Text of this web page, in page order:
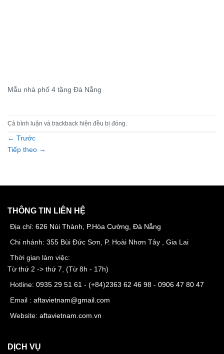
Mẫu nhà phố 4 tầng Đà Nẵng
Cả bình luận và trackback hiện đều bị đóng.
← Trước
Tiếp theo →
THÔNG TIN LIÊN HỆ
Địa chỉ: 626 Núi Thành, P.Hòa Cường, Đà Nẵng
Chi nhánh: 355 Bùi Đức Sơn, P. Hoài Nhơn Tây , Gia Lai
Thời gian làm việc:
Từ thứ 2 -> thứ 7, (Từ 8h - 17h)
Hotline: 0935 29 51 61 - (+84)2363 62 46 98 - 0906 47 80 47
Email : aftavietnam@gmail.com
Website: aftavietnam.com.vn
DỊCH VỤ